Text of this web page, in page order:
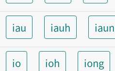
iau iauh
io ioh iong